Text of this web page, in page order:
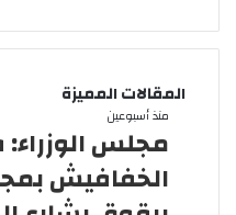
المقالات المميزة
م
ج
ل
س
منذ أسبوعين
مجلس الوزراء:
الخفافيش